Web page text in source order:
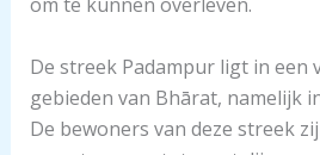
De streek Padampur ligt in een
gebieden van Bhārat, namelijk
De bewoners van deze streek